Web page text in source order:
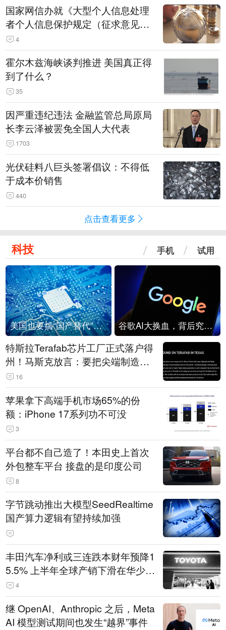
国家网信办就《大型个人信息处理
者个人信息保护规定（征求意见
稿）》公开征求意见
4
霍尔木兹海峡谈判推进 美国真正得
到了什么？
35
因严重违纪违法 金融监管总局原局
长李云泽被罢免全国人大代表
1703
光伏硅料八巨头签署倡议：不得低
于成本价销售
440
点击查看更多
科技 手机 试用
美国也要搞“国产替代”？先算清三笔账 谷歌AI大换血，背后究竟发生了什么？
特斯拉Terafab芯片工厂正式落户得
州！马斯克放言：要把尖端制造带
回美国
16
苹果拿下高端手机市场65%的份
额：iPhone 17系列功不可没
3
平台都不自己造了！本田史上首次
外包整车平台 接盘的是印度公司
8
字节跳动推出大模型SeedRealtime
国产算力逻辑有望持续加强
丰田汽车净利或三连跌本财年预降1
5.5% 上半年全球产销下滑在华少卖
14.3万辆
4
继 OpenAI、Anthropic 之后，Meta
AI 模型测试期间也发生“越界”事件